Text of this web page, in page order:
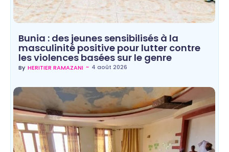
Bunia : des jeunes sensibilisés à la
masculinité positive pour lutter contre
les violences basées sur le genre
By HERITIER RAMAZANI ~ 4 août 2026